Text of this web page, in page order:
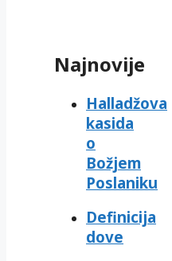
Najnovije
Halladžova
kasida
o
Božjem
Poslaniku
Definicija
dove